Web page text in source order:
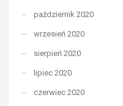
październik 2020
wrzesień 2020
sierpień 2020
lipiec 2020
czerwiec 2020